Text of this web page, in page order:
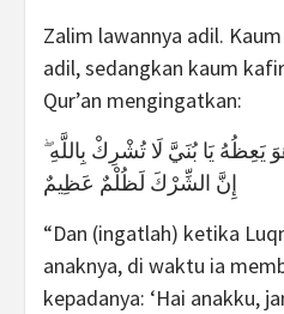
Zalim lawannya adil.
adil, sedangkan kaum
Qur’an mengingatkan:
يَعِظُهُ يَا بُنَيَّ لَا تُشْرِكْ بِاللَّهِ
إِنَّ الشِّرْكَ لَظُلْمٌ عَظِيمٌ
“Dan (ingatlah) ketika
anaknya, di waktu ia
kepadanya: ‘Hai anakku,